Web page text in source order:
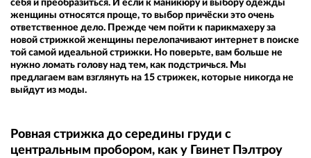
себя и преобразиться. И если к маникюру и выбору одежды
женщины относятся проще, то выбор причёски это очень
ответственное дело. Прежде чем пойти к парикмахеру за
новой стрижкой женщины перелопачивают интернет в поиске
той самой идеальной стрижки. Но поверьте, вам больше не
нужно ломать голову над тем, как подстричься. Мы
предлагаем вам взглянуть на 15 стрижек, которые никогда не
выйдут из моды.
Ровная стрижка до середины груди с
центральным пробором, как у Гвинет Пэлтроу